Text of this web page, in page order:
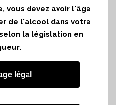
du Vin de France
Palleja et Geoffrey
pas le millésime
vous devez avoir l'âge
de l'alcool dans votre
la législation en
légal